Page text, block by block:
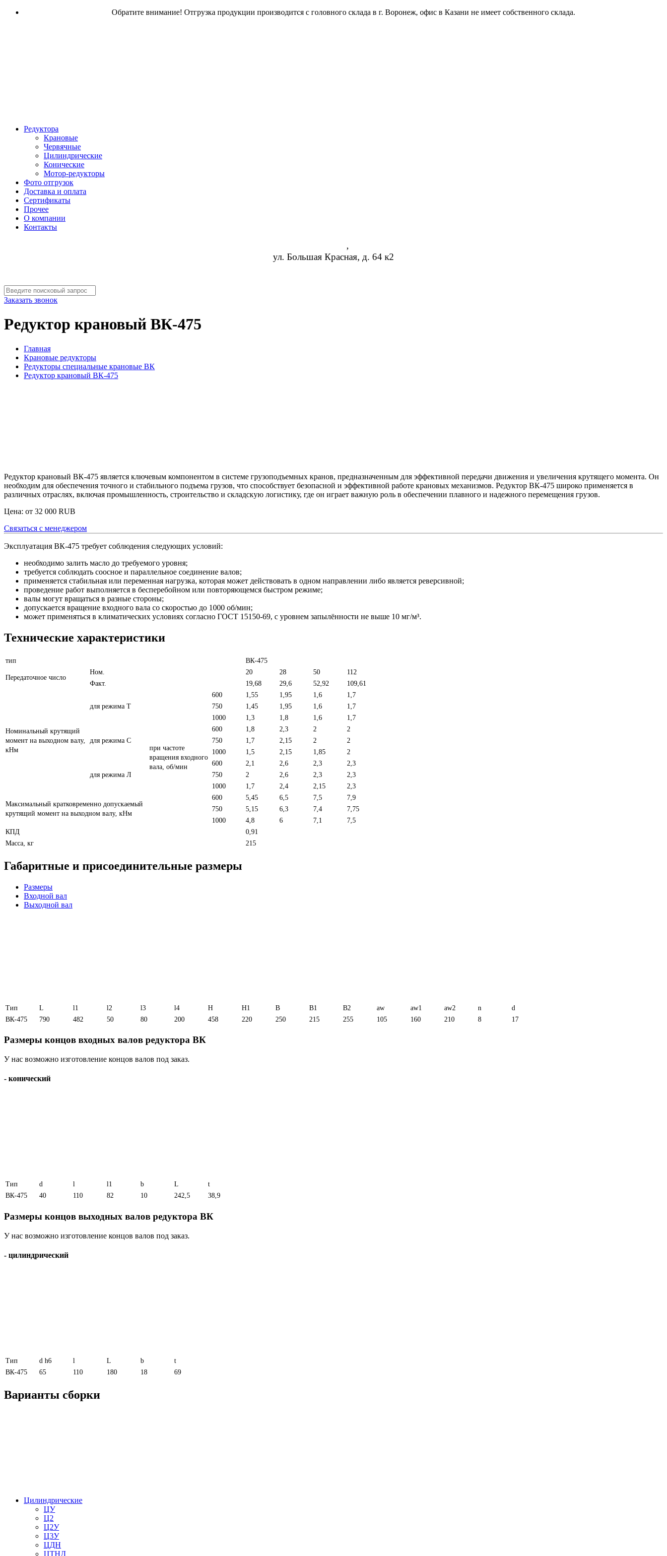
Обратите внимание! Отгрузка продукции производится с головного склада в г. Воронеж, офис в Казани не имеет собственного склада.
Редуктора
Крановые
Червячные
Цилиндрические
Конические
Мотор-редукторы
Фото отгрузок
Доставка и оплата
Сертификаты
Прочее
О компании
Контакты
,
ул. Большая Красная, д. 64 к2
Заказать звонок
Редуктор крановый ВК-475
Главная
Крановые редукторы
Редукторы специальные крановые ВК
Редуктор крановый ВК-475
Редуктор крановый ВК-475 является ключевым компонентом в системе грузоподъемных кранов, предназначенным для эффективной передачи движения и увеличения крутящего момента. Он
необходим для обеспечения точного и стабильного подъема грузов, что способствует безопасной и эффективной работе крановых механизмов. Редуктор ВК-475 широко применяется в
различных отраслях, включая промышленность, строительство и складскую логистику, где он играет важную роль в обеспечении плавного и надежного перемещения грузов.
Цена: от 32 000 RUB
Связаться с менеджером
Эксплуатация ВК-475 требует соблюдения следующих условий:
необходимо залить масло до требуемого уровня;
требуется соблюдать соосное и параллельное соединение валов;
применяется стабильная или переменная нагрузка, которая может действовать в одном направлении либо является реверсивной;
проведение работ выполняется в бесперебойном или повторяющемся быстром режиме;
валы могут вращаться в разные стороны;
допускается вращение входного вала со скоростью до 1000 об/мин;
может применяться в климатических условиях согласно ГОСТ 15150-69, с уровнем запылённости не выше 10 мг/м³.
Технические характеристики
тип ВК-475
Передаточное число
Ном. 20 28 50
112
Факт.
19,68 29,6 52,92 109,61
Номинальный крутящий
момент на выходном валу,
кНм
для режима Т
при частоте
вращения входного
вала, об/мин
600 1,55 1,95 1,6
1,7
750
1,45 1,95 1,6
1,7
1000
1,3 1,8 1,6 1,7
для режима С
600 1,8 2,3 2
2
750
1,7 2,15 2
2
1000
1,5 2,15 1,85 2
для режима Л
600 2,1 2,6 2,3
2,3
750
2 2,6 2,3
2,3
1000
1,7 2,4 2,15 2,3
Максимальный кратковременно допускаемый
крутящий момент на выходном валу, кНм
600 5,45 6,5 7,5
7,9
750
5,15 6,3 7,4
7,75
1000
4,8 6 7,1
7,5
КПД
0,91
Масса, кг
215
Габаритные и присоединительные размеры
Размеры
Входной вал
Выходной вал
Тип L l1 l2 l3 l4 H H1 B B1 B2 aw aw1 aw2 n
d
ВК-475
790 482 50 80 200 458 220 250 215 255 105 160 210 8 17
Размеры концов входных валов редуктора ВК
У нас возможно изготовление концов валов под заказ.
- конический
Тип d l l1 b L
t
ВК-475
40 110 82 10 242,5 38,9
Размеры концов выходных валов редуктора ВК
У нас возможно изготовление концов валов под заказ.
- цилиндрический
Тип d h6 l L b
t
ВК-475
65 110 180 18 69
Варианты сборки
Цилиндрические
ЦУ
Ц2
Ц2У
Ц3У
ЦДН
ЦТНД